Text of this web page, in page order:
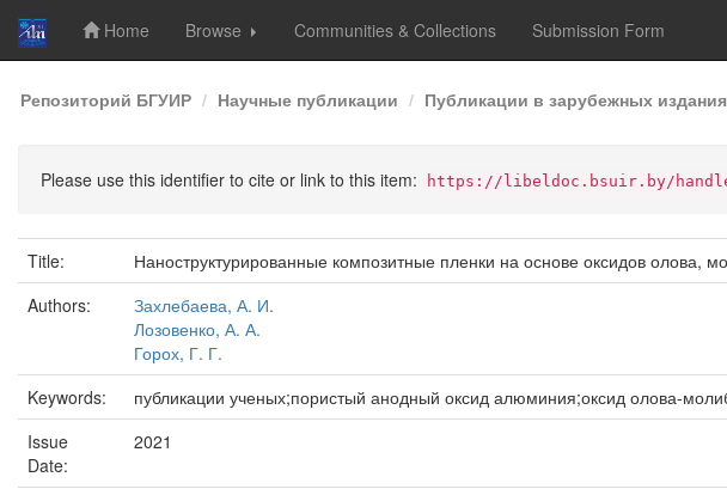
Skip
navigation
Home Browse Communities & Collections Submission Form
Репозиторий БГУИР Научные публикации Публикации в зарубежных
Please use this identifier to cite or link to this item: https://libeldoc.bsuir.by/handle/
Title:
Наноструктурированные композитные пленки на основе оксидов олова,
Authors:
Захлебаева, А. И.
Лозовенко, А. А.
Горох, Г. Г.
Keywords:
публикации ученых;пористый анодный оксид алюминия;оксид олова-
Issue
Date:
2021